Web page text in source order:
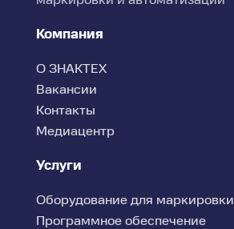
Компания
О ЗНАКТЕХ
Вакансии
Контакты
Медиацентр
Услуги
Оборудование для маркировки
Программное обеспечение